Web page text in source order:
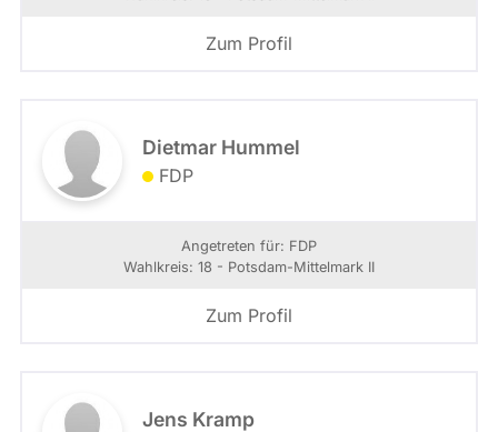
Zum Profil
Dietmar Hummel
FDP
Angetreten für: FDP
Wahlkreis: 18 - Potsdam-Mittelmark II
Zum Profil
Jens Kramp